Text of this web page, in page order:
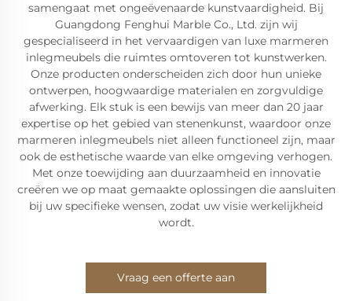
samengaat met ongeëvenaarde kunstvaardigheid. Bij
Guangdong Fenghui Marble Co., Ltd. zijn wij
gespecialiseerd in het vervaardigen van luxe marmeren
inlegmeubels die ruimtes omtoveren tot kunstwerken.
Onze producten onderscheiden zich door hun unieke
ontwerpen, hoogwaardige materialen en zorgvuldige
afwerking. Elk stuk is een bewijs van meer dan 20 jaar
expertise op het gebied van stenenkunst, waardoor onze
marmeren inlegmeubels niet alleen functioneel zijn, maar
ook de esthetische waarde van elke omgeving verhogen.
Met onze toewijding aan duurzaamheid en innovatie
creëren we op maat gemaakte oplossingen die aansluiten
bij uw specifieke wensen, zodat uw visie werkelijkheid
wordt.
Vraag een offerte aan